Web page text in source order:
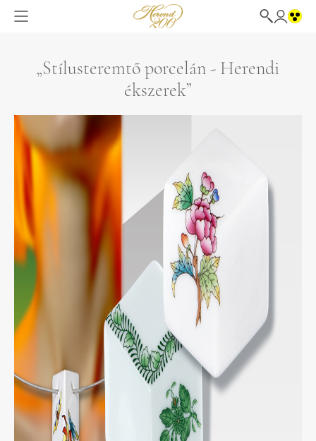
„Stílusteremtő porcelán - Herendi
ékszerek”